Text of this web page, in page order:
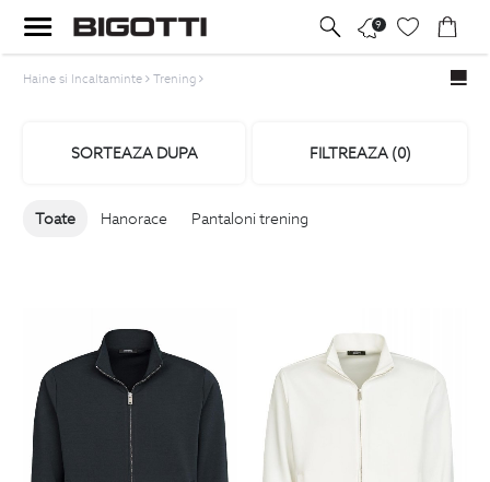
9
SORTEAZA DUPA FILTREAZA (0)
Haine si Incaltaminte Trening
Toate Hanorace Pantaloni trening